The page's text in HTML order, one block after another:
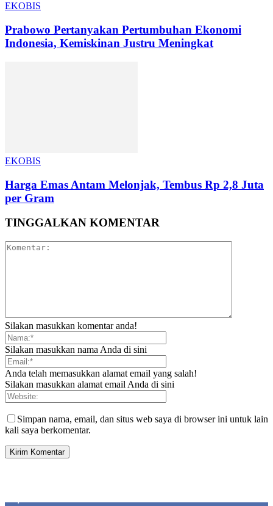
EKOBIS
Prabowo Pertanyakan Pertumbuhan Ekonomi
Indonesia, Kemiskinan Justru Meningkat
EKOBIS
Harga Emas Antam Melonjak, Tembus Rp 2,8 Juta
per Gram
TINGGALKAN KOMENTAR
Silakan masukkan komentar anda!
Silakan masukkan nama Anda di sini
Anda telah memasukkan alamat email yang salah!
Silakan masukkan alamat email Anda di sini
Simpan nama, email, dan situs web saya di browser ini untuk lain
kali saya berkomentar.